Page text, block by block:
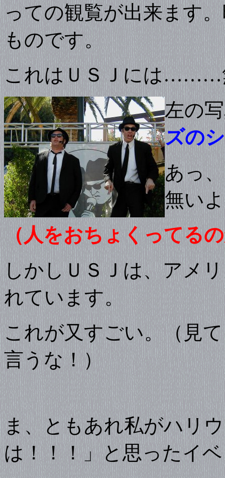
っての観覧が出来ます
ものです。
これはＵＳＪには………
左の
ズの
あっ
無い
（人をおちょくってる
しかしＵＳＪは、アメ
れています。
これが又すごい。（見
言うな！）
ま、ともあれ私がハリ
は！！！」と思ったイ